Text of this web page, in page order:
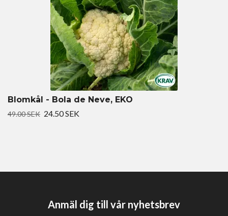
Blomkål - Bola de Neve, EKO
49.00 SEK 24.50 SEK
Anmäl dig till vår nyhetsbrev